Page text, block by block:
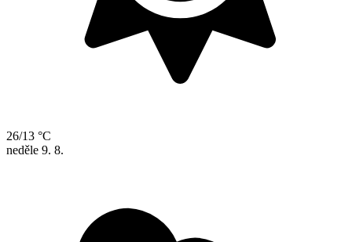
26/13 °C
neděle 9. 8.